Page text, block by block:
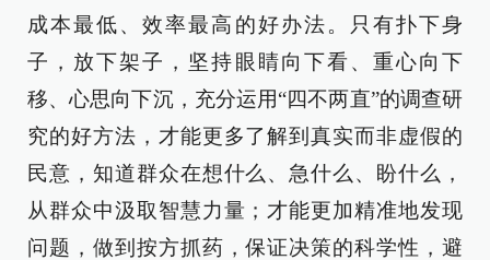
成本最低、效率最高的好办法。只有扑下身
子，放下架子，坚持眼睛向下看、重心向下
移、心思向下沉，充分运用“四不两直”的调查研
究的好方法，才能更多了解到真实而非虚假的
民意，知道群众在想什么、急什么、盼什么，
从群众中汲取智慧力量；才能更加精准地发现
问题，做到按方抓药，保证决策的科学性，避